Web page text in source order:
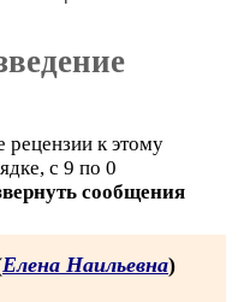
рецензии к этому
с 9 по 0
сообщения
Елена Наильевна)